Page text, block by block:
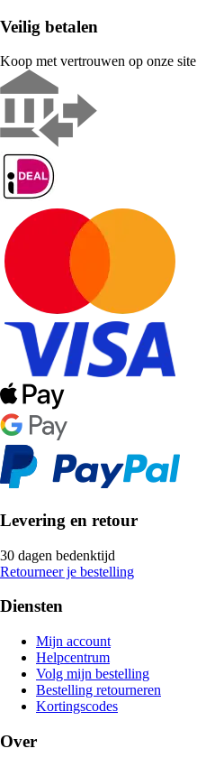
Veilig betalen
Koop met vertrouwen op onze site
Levering en retour
30 dagen bedenktijd
Retourneer je bestelling
Diensten
Mijn account
Helpcentrum
Volg mijn bestelling
Bestelling retourneren
Kortingscodes
Over